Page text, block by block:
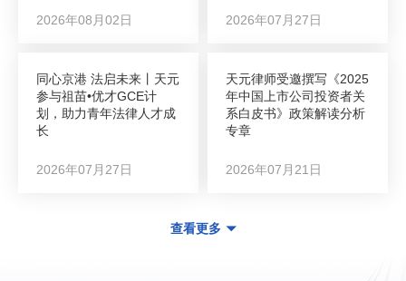
2026年08月02日 2026年07月27日
同心京港 法启未来丨天元
参与祖苗•优才GCE计
划，助力青年法律人才成
长
2026年07月27日
天元律师受邀撰写《2025
年中国上市公司投资者关
系白皮书》政策解读分析
专章
2026年07月21日
查看更多